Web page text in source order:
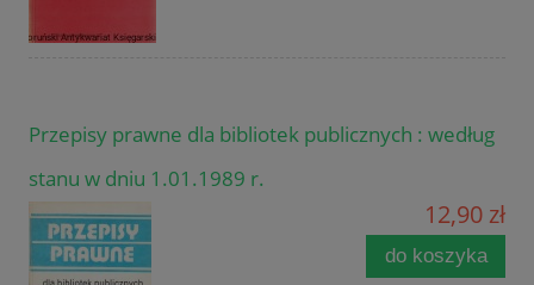
Przepisy prawne dla bibliotek publicznych : według
stanu w dniu 1.01.1989 r.
12,90 zł
do koszyka